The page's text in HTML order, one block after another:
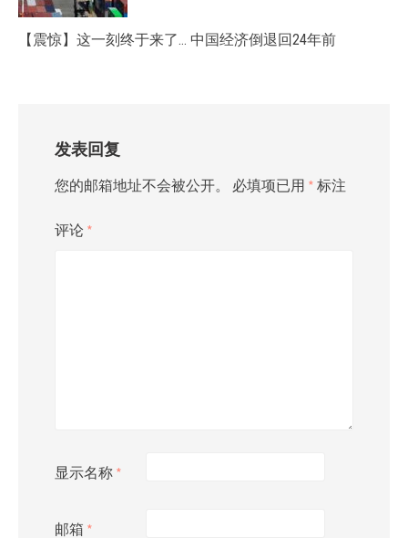
【震惊】这一刻终于来了… 中国经济倒退回24年前
发表回复
您的邮箱地址不会被公开。 必填项已用 * 标注
评论 *
显示名称 *
邮箱 *